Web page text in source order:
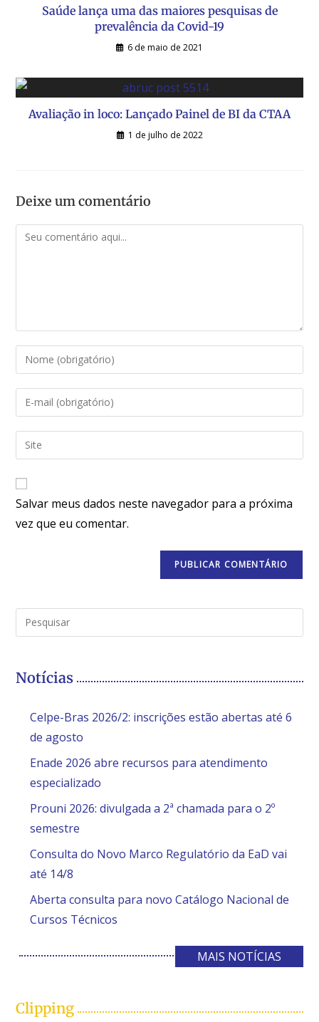
Saúde lança uma das maiores pesquisas de
prevalência da Covid-19
6 de maio de 2021
Avaliação in loco: Lançado Painel de BI da CTAA
1 de julho de 2022
Deixe um comentário
Salvar meus dados neste navegador para a próxima
vez que eu comentar.
Notícias
Celpe-Bras 2026/2: inscrições estão abertas até 6
de agosto
Enade 2026 abre recursos para atendimento
especializado
Prouni 2026: divulgada a 2ª chamada para o 2º
semestre
Consulta do Novo Marco Regulatório da EaD vai
até 14/8
Aberta consulta para novo Catálogo Nacional de
Cursos Técnicos
MAIS NOTÍCIAS
Clipping